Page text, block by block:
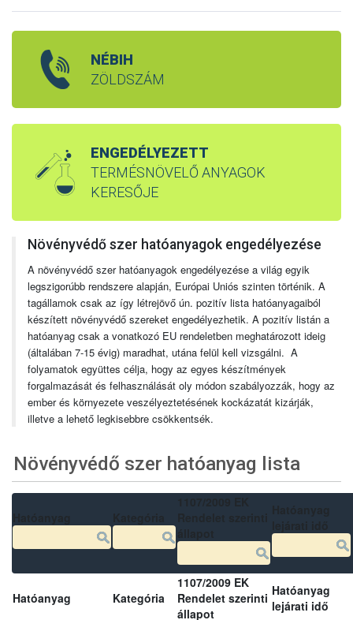
NÉBIH
ZÖLDSZÁM
ENGEDÉLYEZETT
TERMÉSNÖVELŐ ANYAGOK
KERESŐJE
Növényvédő szer hatóanyagok engedélyezése
A növényvédő szer hatóanyagok engedélyezése a világ egyik
legszigorúbb rendszere alapján, Európai Uniós szinten történik. A
tagállamok csak az így létrejövő ún. pozitív lista hatóanyagaiból
készített növényvédő szereket engedélyezhetik. A pozitív listán a
hatóanyag csak a vonatkozó EU rendeletben meghatározott ideig
(általában 7-15 évig) maradhat, utána felül kell vizsgálni. A
folyamatok együttes célja, hogy az egyes készítmények
forgalmazását és felhasználását oly módon szabályozzák, hogy az
ember és környezete veszélyeztetésének kockázatát kizárják,
illetve a lehető legkisebbre csökkentsék.
Növényvédő szer hatóanyag lista
Hatóanyag Kategória
1107/2009 EK
Rendelet szerinti
állapot
Hatóanyag
lejárati idő